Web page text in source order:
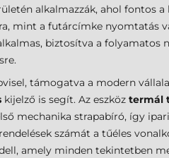
alkalmazzák, ahol fontos
mint a futárcímke nyomtatás
biztosítva a folyamatos
támogatva a modern
kijelző is segít. Az eszköz termál
mechanika strapabíró, így
számát a tűéles
amely minden tekintetben